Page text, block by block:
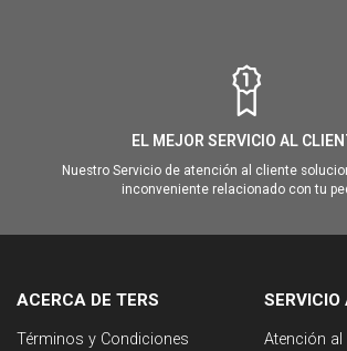
EL MEJOR SERVICIO AL
Nuestro Servicio de atención al cliente
inconveniente relacionado con tu
ACERCA DE TERS
Términos y Condiciones
SERVICIO
Atención al